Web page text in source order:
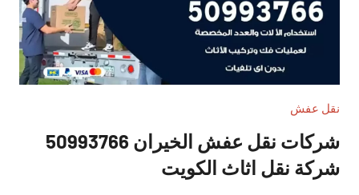
نقل عفش
شركات نقل عفش الخيران 50993766
شركة نقل اثاث الكويت